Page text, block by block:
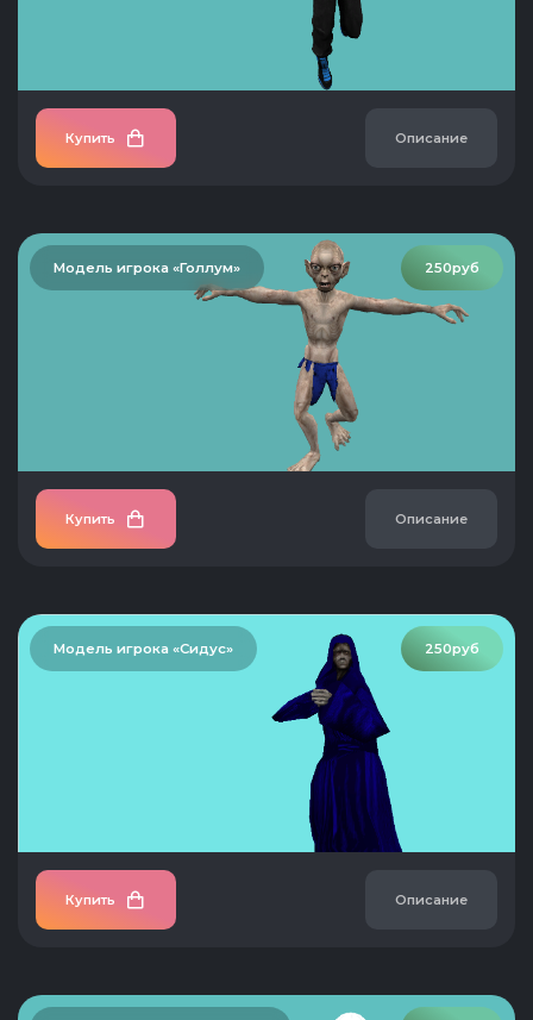
Купить Описание
250руб
Модель игрока «Голлум»
Купить Описание
250руб
Модель игрока «Сидус»
Купить Описание